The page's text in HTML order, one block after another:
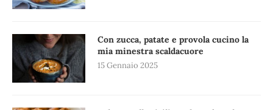
Con zucca, patate e provola cucino la
mia minestra scaldacuore
15 Gennaio 2025